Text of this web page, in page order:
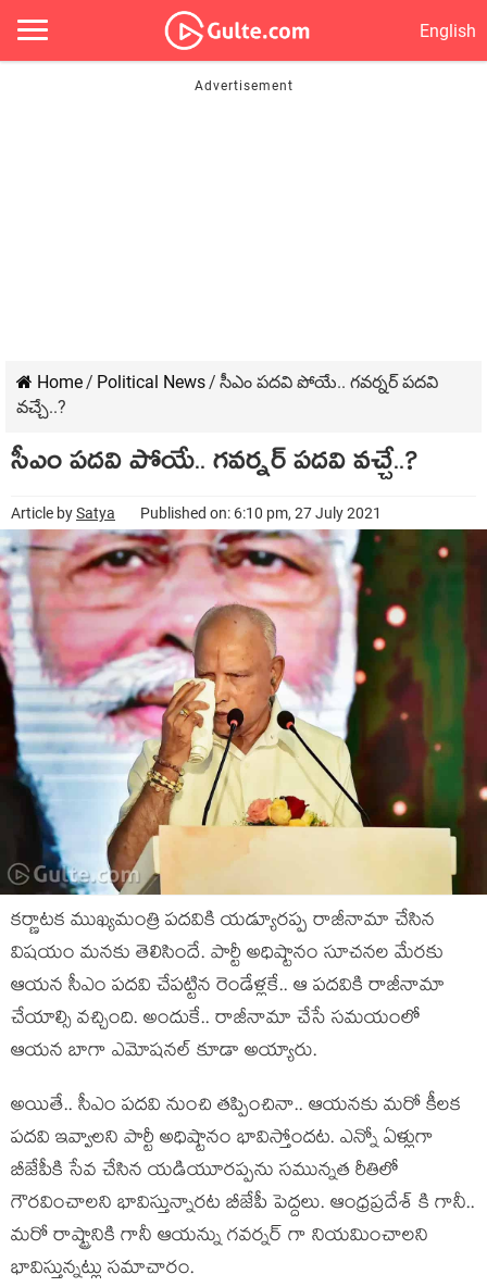
English
Home/ Political News/ సీఎం పదవి పోయే.. గవర్నర్ పదవి
వచ్చే..?
సీఎం పదవి పోయే.. గవర్నర్ పదవి వచ్చే..?
Article bySatya Published on: 6:10 pm, 27 July 2021
కర్ణాటక ముఖ్యమంత్రి పదవికి యడ్యూరప్ప రాజీనామా చేసిన
విషయం మనకు తెలిసిందే. పార్టీ అధిష్టానం సూచనల మేరకు
ఆయన సీఎం పదవి చేపట్టిన రెండేళ్లకే.. ఆ పదవికి రాజీనామా
చేయాల్సి వచ్చింది. అందుకే.. రాజీనామా చేసే సమయంలో
ఆయన బాగా ఎమోషనల్ కూడా అయ్యారు.
అయితే.. సీఎం పదవి నుంచి తప్పించినా.. ఆయనకు మరో కీలక
పదవి ఇవ్వాలని పార్టీ అధిష్టానం భావిస్తోందట. ఎన్నో ఏళ్లుగా
బీజేపీకి సేవ చేసిన యడియూరప్పను సమున్నత రీతిలో
గౌరవించాలని భావిస్తున్నారట బీజేపీ పెద్దలు. ఆంధ్రప్రదేశ్ కి గానీ..
మరో రాష్ట్రానికి గానీ ఆయన్ను గవర్నర్ గా నియమించాలని
భావిస్తున్నట్లు సమాచారం.